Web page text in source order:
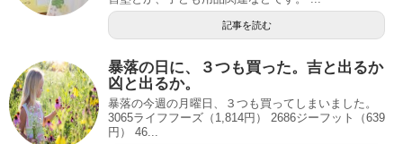
記事を読む
暴落の日に、３つも買った。吉と出るか
凶と出るか。
暴落の今週の月曜日、３つも買ってしまいました。
3065ライフフーズ（1,814円） 2686ジーフット（639
円） 46...